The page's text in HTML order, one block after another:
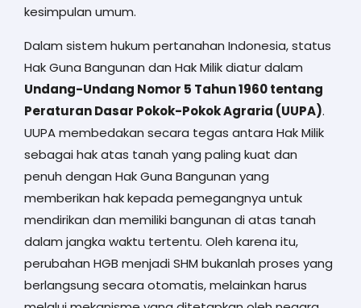
kesimpulan umum.
Dalam sistem hukum pertanahan Indonesia, status
Hak Guna Bangunan dan Hak Milik diatur dalam
Undang-Undang Nomor 5 Tahun 1960 tentang
Peraturan Dasar Pokok-Pokok Agraria (UUPA).
UUPA membedakan secara tegas antara Hak Milik
sebagai hak atas tanah yang paling kuat dan
penuh dengan Hak Guna Bangunan yang
memberikan hak kepada pemegangnya untuk
mendirikan dan memiliki bangunan di atas tanah
dalam jangka waktu tertentu. Oleh karena itu,
perubahan HGB menjadi SHM bukanlah proses yang
berlangsung secara otomatis, melainkan harus